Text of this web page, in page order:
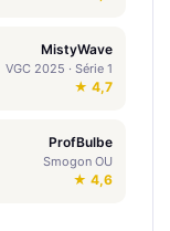
MistyWave
VGC 2025 · Série 1
★ 4,7
ProfBulbe
Smogon OU
★ 4,6